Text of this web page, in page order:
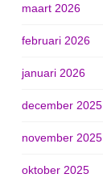
maart 2026
februari 2026
januari 2026
december 2025
november 2025
oktober 2025